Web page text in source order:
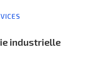
industrielle